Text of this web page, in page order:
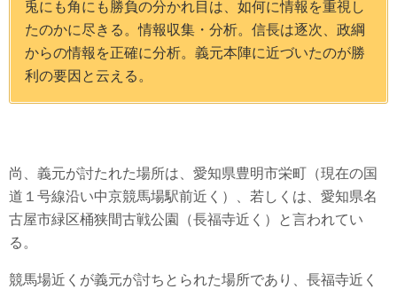
兎にも角にも勝負の分かれ目は、如何に情報を重視し
たのかに尽きる。情報収集・分析。信長は逐次、政綱
からの情報を正確に分析。義元本陣に近づいたのが勝
利の要因と云える。
尚、義元が討たれた場所は、愛知県豊明市栄町（現在の国
道１号線沿い中京競馬場駅前近く）、若しくは、愛知県名
古屋市緑区桶狭間古戦公園（長福寺近く）と言われてい
る。
競馬場近くが義元が討ちとられた場所であり、長福寺近く